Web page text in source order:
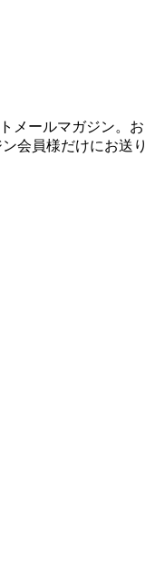
メールマガジン。お
会員様だけにお送り